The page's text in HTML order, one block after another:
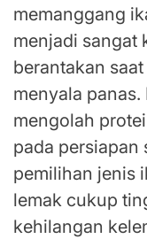
memanggang
menjadi sangat
berantakan
menyala
mengolah
pada persiapan
pemilihan jenis
lemak cukup
kehilangan